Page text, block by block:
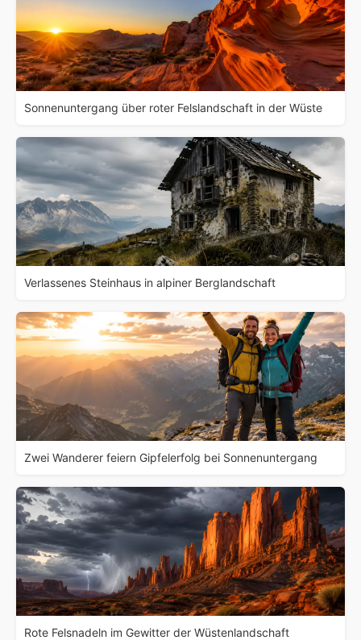
Sonnenuntergang über roter Felslandschaft in der Wüste
Verlassenes Steinhaus in alpiner Berglandschaft
Zwei Wanderer feiern Gipfelerfolg bei Sonnenuntergang
Rote Felsnadeln im Gewitter der Wüstenlandschaft